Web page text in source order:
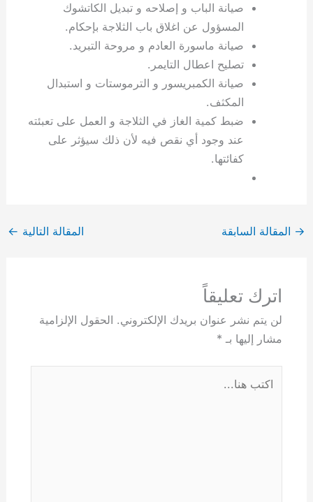
صيانة الباب و إصلاحه و تبديل الكاتشوك
المسؤول عن اغلاق باب الثلاجة بإحكام.
صيانة ماسورة العادم و مروحة التبريد.
تصليح اعطال التايمر.
صيانة الكمبريسور و الترموستات و استبدال
المكثف.
ضبط كمية الغاز في الثلاجة و العمل على تعبئته
عند وجود أي نقص فيه لأن ذلك سيؤثر على
كفائتها.
→ المقالة السابقة المقالة التالية ←
اترك تعليقاً
لن يتم نشر عنوان بريدك الإلكتروني. الحقول الإلزامية
مشار إليها بـ *
هنا...